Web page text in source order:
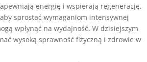
energię i wspierają regenerację.
sprostać wymaganiom intensywnej
wpłynąć na wydajność. W dzisiejszym
wysoką sprawność fizyczną i zdrowie w